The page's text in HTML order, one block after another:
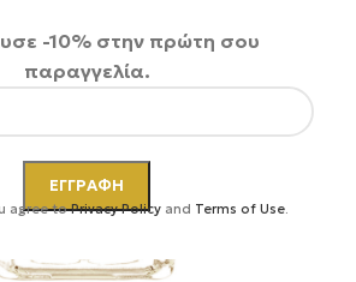
-10% στην πρώτη σου
παραγγελία.
agree toPrivacy Policy and Terms of Use.